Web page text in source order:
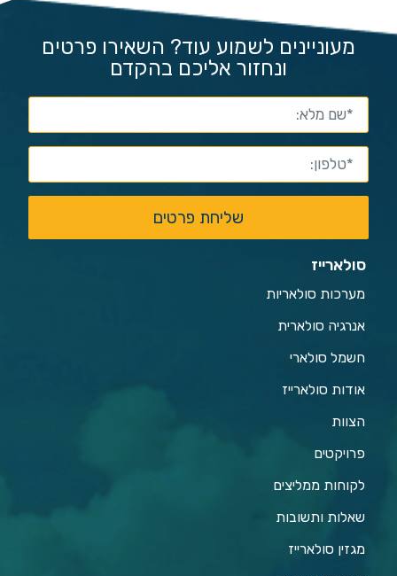
מעוניינים לשמוע עוד? השאירו פרטים
ונחזור אליכם בהקדם
שליחת פרטים
סולארייז
מערכות סולאריות
אנרגיה סולארית
חשמל סולארי
אודות סולארייז
הצוות
פרויקטים
לקוחות ממליצים
שאלות ותשובות
מגזין סולארייז